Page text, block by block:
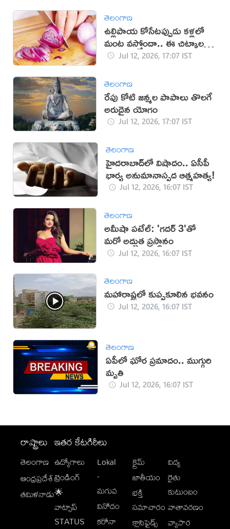
తెలంగాణ
ఉల్లిపాయ కోసేటప్పుడు కళ్లలో
మంట వస్తోందా.. ఈ చిట్కాలతో
చెక్!Jul 12, 2026, 17:07 IST
తెలంగాణ
రేపు కోటి జన్మల పాపాలు తొలగే
అరుదైన యోగం
Jul 12, 2026, 17:07 IST
తెలంగాణ
హైదరాబాద్‌లో విషాదం.. ఏసీపీ
భార్య అనుమానాస్పద ఆత్మహత్య!
Jul 12, 2026, 16:07 IST
తెలంగాణ
అమీషా పటేల్: 'గదర్ 3'తో
మరో అద్భుత ప్రస్థానం
Jul 12, 2026, 16:07 IST
తెలంగాణ
మహారాష్ట్రలో కుప్పకూలిన భవనం
Jul 12, 2026, 16:07 IST
తెలంగాణ
ఏపీలో ఘోర ప్రమాదం.. ముగ్గురి
మృతి
Jul 12, 2026, 16:07 IST
రాష్ట్రాలు
తెలంగాణ
ఆంధ్రప్రదేశ్
తమిళనాడు
ఇతర కేటగిరీలు
ఉద్యోగాలు
ట్రెండింగ్
🌟
వాట్సాప్
STATUS
Lokal
-
మగువ
వినోదం
కరోనా
క్రైమ్
జాతీయం
భక్తి
సమాచారం
క్లాసిఫైడ్స్
విద్య
రైతు
కుటుంబం
వాతావరణం
వ్యాపార